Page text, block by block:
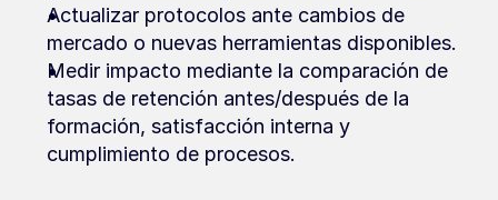
Actualizar protocolos ante cambios de
mercado o nuevas herramientas disponibles.
Medir impacto mediante la comparación de
tasas de retención antes/después de la
formación, satisfacción interna y
cumplimiento de procesos.